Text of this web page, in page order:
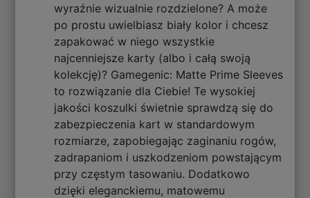
wyraźnie wizualnie rozdzielone? A może
po prostu uwielbiasz biały kolor i chcesz
zapakować w niego wszystkie
najcenniejsze karty (albo i całą swoją
kolekcję)? Gamegenic: Matte Prime Sleeves
to rozwiązanie dla Ciebie! Te wysokiej
jakości koszulki świetnie sprawdzą się do
zabezpieczenia kart w standardowym
rozmiarze, zapobiegając zaginaniu rogów,
zadrapaniom i uszkodzeniom powstającym
przy częstym tasowaniu. Dodatkowo
dzięki eleganckiemu, matowemu